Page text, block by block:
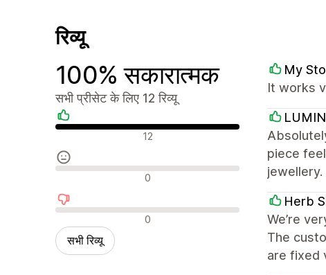
रिव्यू
100% सकारात्मक
सभी प्रीसेट के लिए 12 रिव्यू
सकारात्मक रिव्यू 12
न्यूट्रल रिव्यू 0
नकारात्मक रिव्यू 0
सभी रिव्यू
My
It works
piece
jewellery.
Herb
We’re
The
are fixed